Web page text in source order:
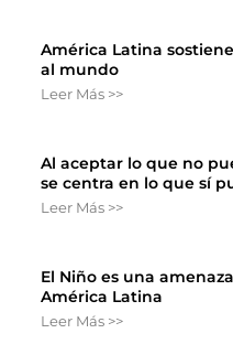
América Latina
al mundo
Leer Más >>
Al aceptar lo que no
se centra en lo que sí
Leer Más >>
El Niño es una
América Latina
Leer Más >>